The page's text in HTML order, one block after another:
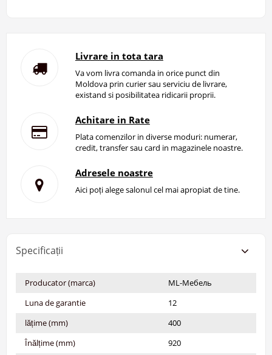
Livrare in tota tara
Va vom livra comanda in orice punct din
Moldova prin curier sau serviciu de livrare,
existand si posibilitatea ridicarii proprii.
Achitare in Rate
Plata comenzilor in diverse moduri: numerar,
credit, transfer sau card in magazinele noastre.
Adresele noastre
Aici poți alege salonul cel mai apropiat de tine.
Specificații
Producator (marca)
ML-Мебель
Luna de garantie
12
lățime (mm)
400
Înălțime (mm)
920